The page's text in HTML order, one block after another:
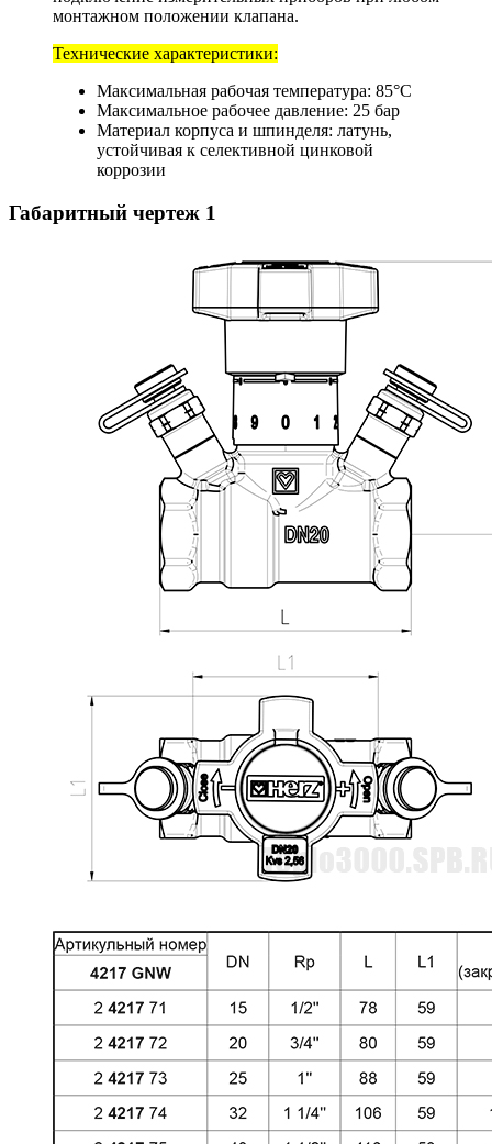
монтажном положении клапана.
Технические характеристики:
Максимальная рабочая температура: 85°C
Максимальное рабочее давление: 25 бар
Материал корпуса и шпинделя: латунь,
устойчивая к селективной цинковой
коррозии
Габаритный чертеж 1